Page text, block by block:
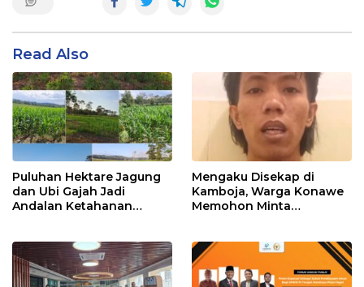
Read Also
Puluhan Hektare Jagung
dan Ubi Gajah Jadi
Andalan Ketahanan
Mengaku Disekap di
Kamboja, Warga Konawe
Memohon Minta